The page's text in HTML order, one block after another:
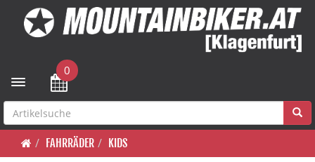
Toggle navigation
0
FAHRRÄDER KIDS